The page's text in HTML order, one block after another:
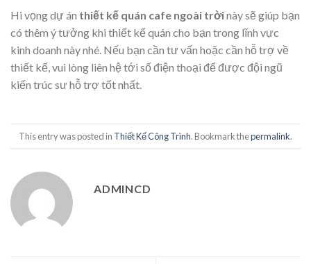
Hi vọng dự án thiết kế quán cafe ngoài trờinày sẽ giúp bạn
có thêm ý tưởng khi thiết kế quán cho bạn trong lĩnh vực
kinh doanh này nhé. Nếu bạn cần tư vấn hoặc cần hỗ trợ về
thiết kế, vui lòng liên hệ tới số điện thoại để được đội ngũ
kiến trúc sư hỗ trợ tốt nhất.
This entry was posted in Thiết Kế Công Trình. Bookmark thepermalink.
ADMINCD